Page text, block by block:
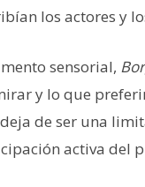
los actores y
sensorial,
y lo que
de ser una
activa del